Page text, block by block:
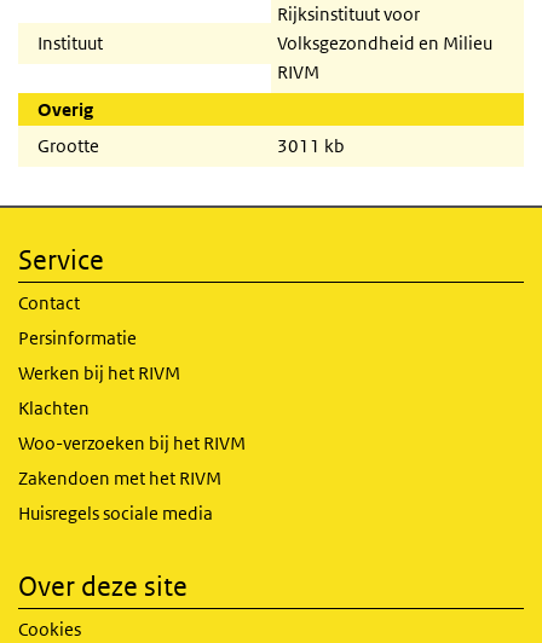
Instituut
Rijksinstituut voor
Volksgezondheid en Milieu
RIVM
Overig
Grootte
3011 kb
Service
Contact
Persinformatie
Werken bij het RIVM
Klachten
Woo-verzoeken bij het RIVM
Zakendoen met het RIVM
Huisregels sociale media
Over deze site
Cookies